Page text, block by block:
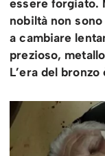
essere forgiato.
nobiltà non
a cambiare
prezioso,
L’era del